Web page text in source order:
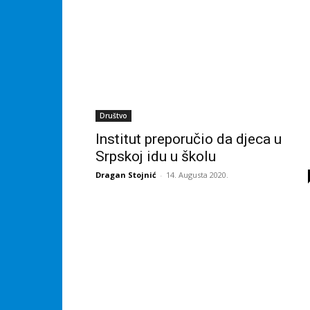
Društvo
Institut preporučio da djeca u
Srpskoj idu u školu
Dragan Stojnić - 14. Augusta 2020.